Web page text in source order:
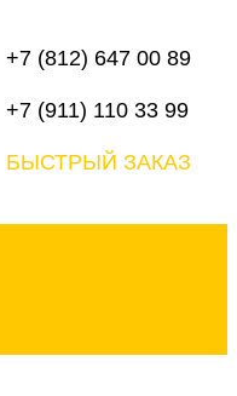
+7 (812) 647 00 89
+7 (911) 110 33 99
БЫСТРЫЙ ЗАКАЗ